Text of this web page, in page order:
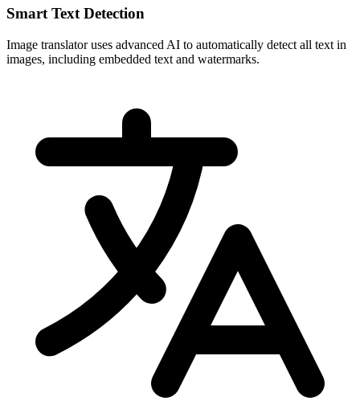
Smart Text Detection
Image translator uses advanced AI to automatically detect all text in
images, including embedded text and watermarks.